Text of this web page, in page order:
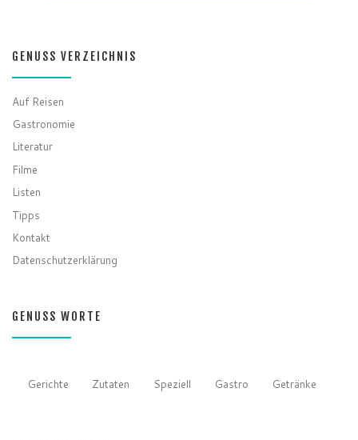
GENUSS VERZEICHNIS
Auf Reisen
Gastronomie
Literatur
Filme
Listen
Tipps
Kontakt
Datenschutzerklärung
GENUSS WORTE
Gerichte Zutaten Speziell Gastro Getränke